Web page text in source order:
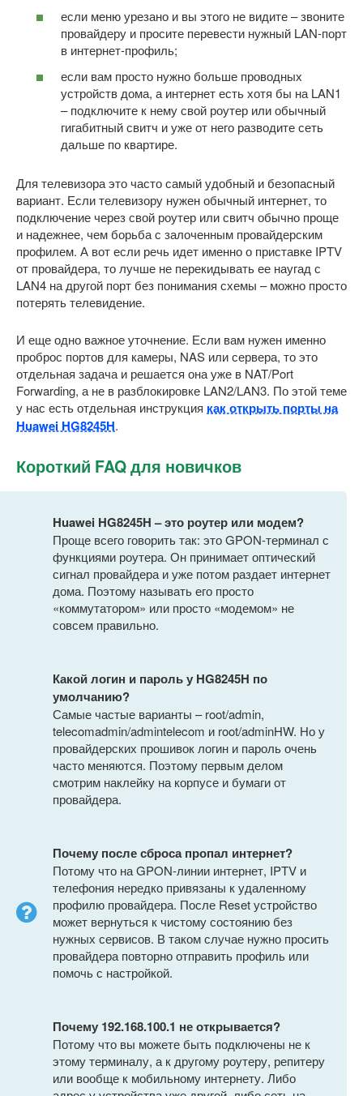
если меню урезано и вы этого не видите – звоните
провайдеру и просите перевести нужный LAN-порт
в интернет-профиль;
если вам просто нужно больше проводных
устройств дома, а интернет есть хотя бы на LAN1
– подключите к нему свой роутер или обычный
гигабитный свитч и уже от него разводите сеть
дальше по квартире.
Для телевизора это часто самый удобный и безопасный
вариант. Если телевизору нужен обычный интернет, то
подключение через свой роутер или свитч обычно проще
и надежнее, чем борьба с залоченным провайдерским
профилем. А вот если речь идет именно о приставке IPTV
от провайдера, то лучше не перекидывать ее наугад с
LAN4 на другой порт без понимания схемы – можно просто
потерять телевидение.
И еще одно важное уточнение. Если вам нужен именно
проброс портов для камеры, NAS или сервера, то это
отдельная задача и решается она уже в NAT/Port
Forwarding, а не в разблокировке LAN2/LAN3. По этой теме
у нас есть отдельная инструкция как открыть порты на
Huawei HG8245H.
Короткий FAQ для новичков
Huawei HG8245H – это роутер или модем?
Проще всего говорить так: это GPON-терминал с
функциями роутера. Он принимает оптический
сигнал провайдера и уже потом раздает интернет
дома. Поэтому называть его просто
«коммутатором» или просто «модемом» не
совсем правильно.
Какой логин и пароль у HG8245H по
умолчанию?
Самые частые варианты – root/admin,
telecomadmin/admintelecom и root/adminHW. Но у
провайдерских прошивок логин и пароль очень
часто меняются. Поэтому первым делом
смотрим наклейку на корпусе и бумаги от
провайдера.
Почему после сброса пропал интернет?
Потому что на GPON-линии интернет, IPTV и
телефония нередко привязаны к удаленному
профилю провайдера. После Reset устройство
может вернуться к чистому состоянию без
нужных сервисов. В таком случае нужно просить
провайдера повторно отправить профиль или
помочь с настройкой.
Почему 192.168.100.1 не открывается?
Потому что вы можете быть подключены не к
этому терминалу, а к другому роутеру, репитеру
или вообще к мобильному интернету. Либо